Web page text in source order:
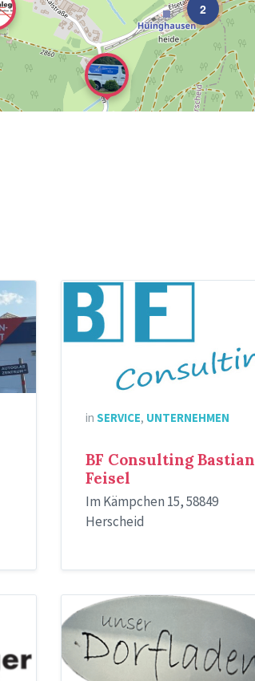
2
in SERVICE, UNTERNEHMEN
BF Consulting Bastian
Feisel
Im Kämpchen 15, 58849
Herscheid